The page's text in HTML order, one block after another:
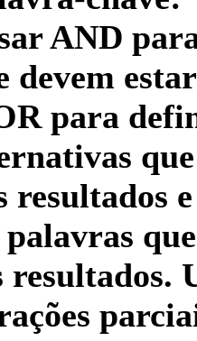
AND
devem
para
resultados
resultados.